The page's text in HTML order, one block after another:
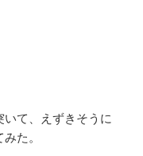
て、えずきそうに
た。